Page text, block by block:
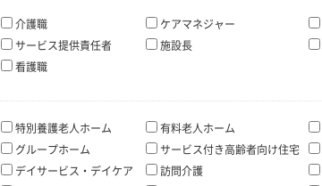
介護職 ケアマネジャー
サービス提供責任者
施設長
看護職
特別養護老人ホーム 有料老人ホーム
グループホーム
サービス付き高齢者向け住宅
デイサービス・デイケア
訪問介護